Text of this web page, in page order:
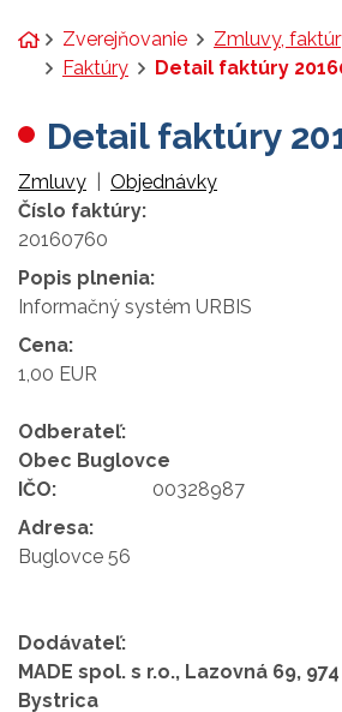
Úvodná stránka
Zverejňovanie
Zmluvy,
Faktúry
Detail faktúry
Detail faktúry
Zmluvy
Objednávky
Číslo faktúry:
20160760
Popis plnenia:
Informačný systém URBIS
Cena:
1,00 EUR
Odberateľ:
Obec Buglovce
IČO:
00328987
Adresa:
Buglovce 56
Dodávateľ:
MADE spol. s r.o., Lazovná 69,
Bystrica